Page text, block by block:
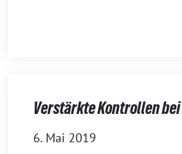
Verstärkte Kontrollen bei
6. Mai 2019